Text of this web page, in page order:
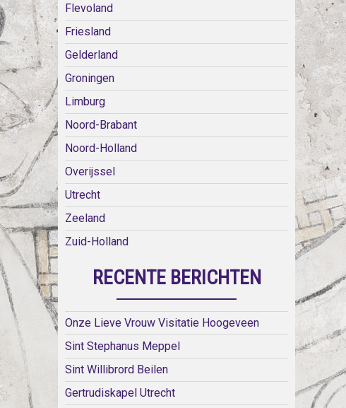
Flevoland
Friesland
Gelderland
Groningen
Limburg
Noord-Brabant
Noord-Holland
Overijssel
Utrecht
Zeeland
Zuid-Holland
RECENTE BERICHTEN
Onze Lieve Vrouw Visitatie Hoogeveen
Sint Stephanus Meppel
Sint Willibrord Beilen
Gertrudiskapel Utrecht